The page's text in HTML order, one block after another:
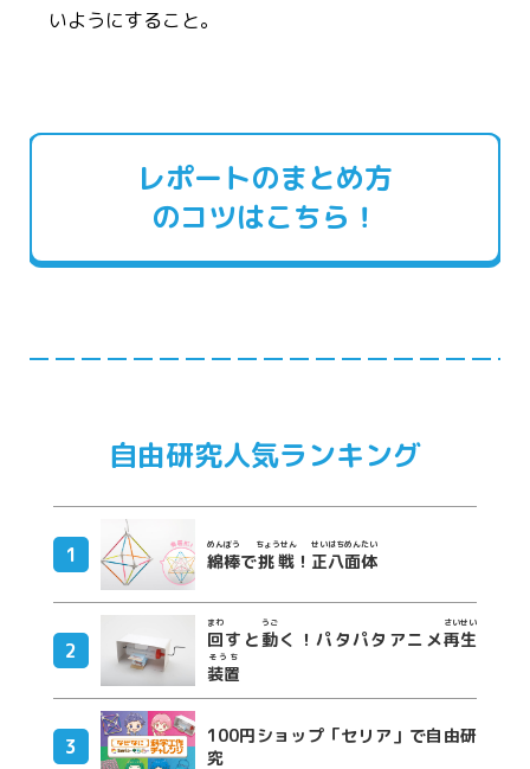
いようにすること。
レポートのまとめ方
のコツはこちら！
自由研究人気ランキング
綿棒
めんぼう
で挑戦
ちょうせん
！ 正八面体
せいはちめんたい
回
まわ
すと動
うご
く！パタパタアニメ再生
さいせい
装置
そうち
100円ショップ「セリア」で自由研
究